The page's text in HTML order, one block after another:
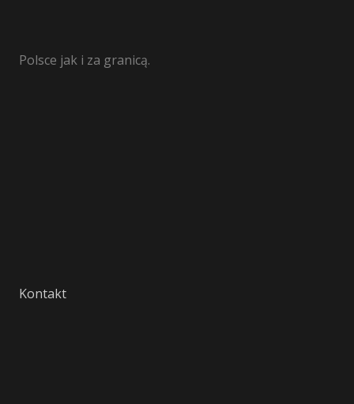
Polsce jak i za granicą.
Kontakt